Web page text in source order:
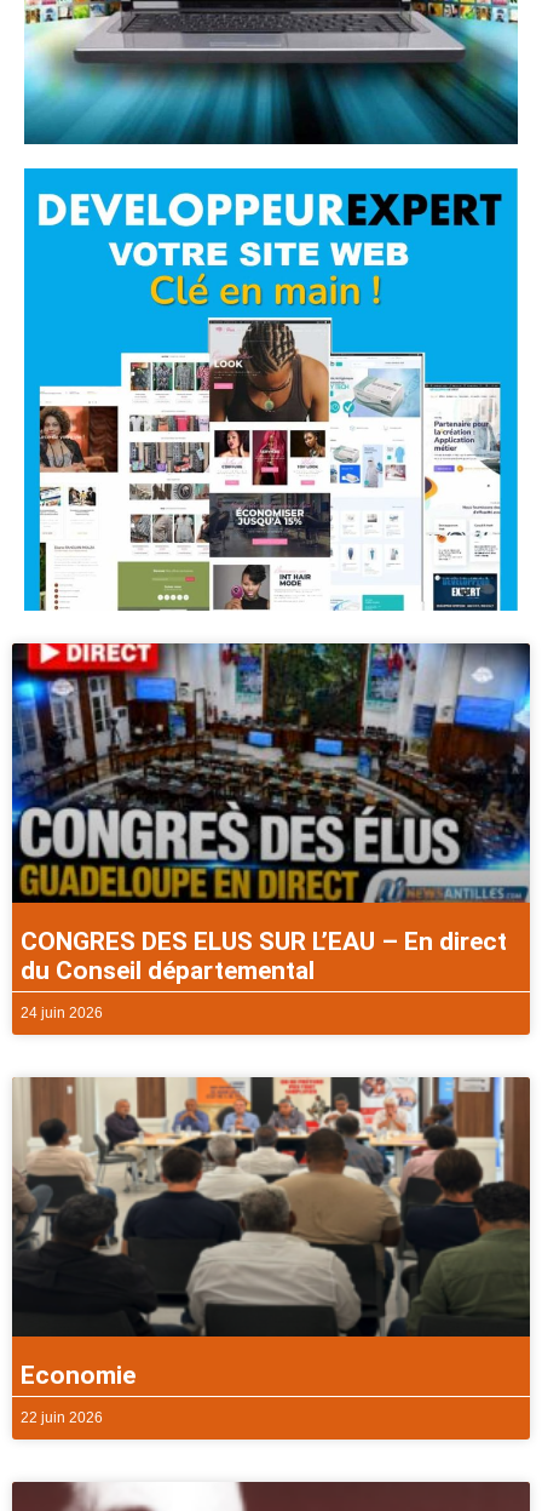
CONGRES DES ELUS SUR L’EAU – En direct
du Conseil départemental
24 juin 2026
Economie
22 juin 2026